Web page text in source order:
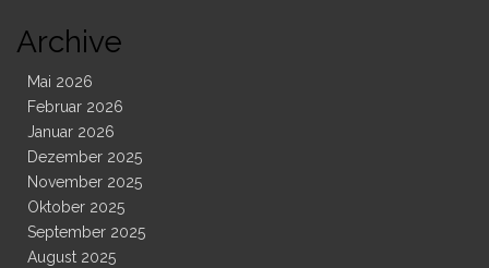
Archive
Mai 2026
Februar 2026
Januar 2026
Dezember 2025
November 2025
Oktober 2025
September 2025
August 2025